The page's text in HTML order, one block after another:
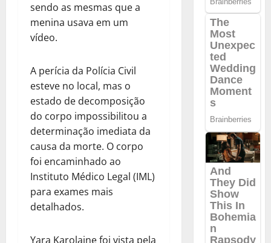
sendo as mesmas que a
menina usava em um
vídeo.
A perícia da Polícia Civil
esteve no local, mas o
estado de decomposição
do corpo impossibilitou a
determinação imediata da
causa da morte. O corpo
foi encaminhado ao
Instituto Médico Legal (IML)
para exames mais
detalhados.
Yara Karolaine foi vista pela